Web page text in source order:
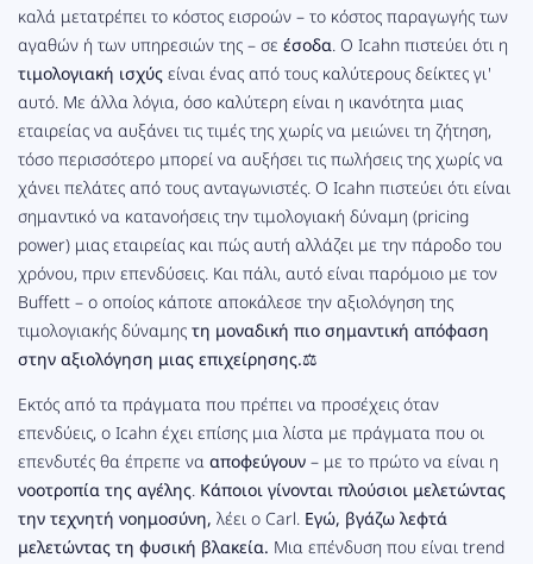
καλά μετατρέπει το κόστος εισροών – το κόστος παραγωγής των
αγαθών ή των υπηρεσιών της – σε έσοδα. Ο Icahn πιστεύει ότι η
τιμολογιακή ισχύς είναι ένας από τους καλύτερους δείκτες γι'
αυτό. Με άλλα λόγια, όσο καλύτερη είναι η ικανότητα μιας
εταιρείας να αυξάνει τις τιμές της χωρίς να μειώνει τη ζήτηση,
τόσο περισσότερο μπορεί να αυξήσει τις πωλήσεις της χωρίς να
χάνει πελάτες από τους ανταγωνιστές. Ο Icahn πιστεύει ότι είναι
σημαντικό να κατανοήσεις την τιμολογιακή δύναμη (pricing
power) μιας εταιρείας και πώς αυτή αλλάζει με την πάροδο του
χρόνου, πριν επενδύσεις. Και πάλι, αυτό είναι παρόμοιο με τον
Buffett – ο οποίος κάποτε αποκάλεσε την αξιολόγηση της
τιμολογιακής δύναμης τη μοναδική πιο σημαντική απόφαση
στην αξιολόγηση μιας επιχείρησης.⚖️
Εκτός από τα πράγματα που πρέπει να προσέχεις όταν
επενδύεις, ο Icahn έχει επίσης μια λίστα με πράγματα που οι
επενδυτές θα έπρεπε να αποφεύγουν – με το πρώτο να είναι η
νοοτροπία της αγέλης. Κάποιοι γίνονται πλούσιοι μελετώντας
την τεχνητή νοημοσύνη, λέει ο Carl. Εγώ, βγάζω λεφτά
μελετώντας τη φυσική βλακεία. Μια επένδυση που είναι trend